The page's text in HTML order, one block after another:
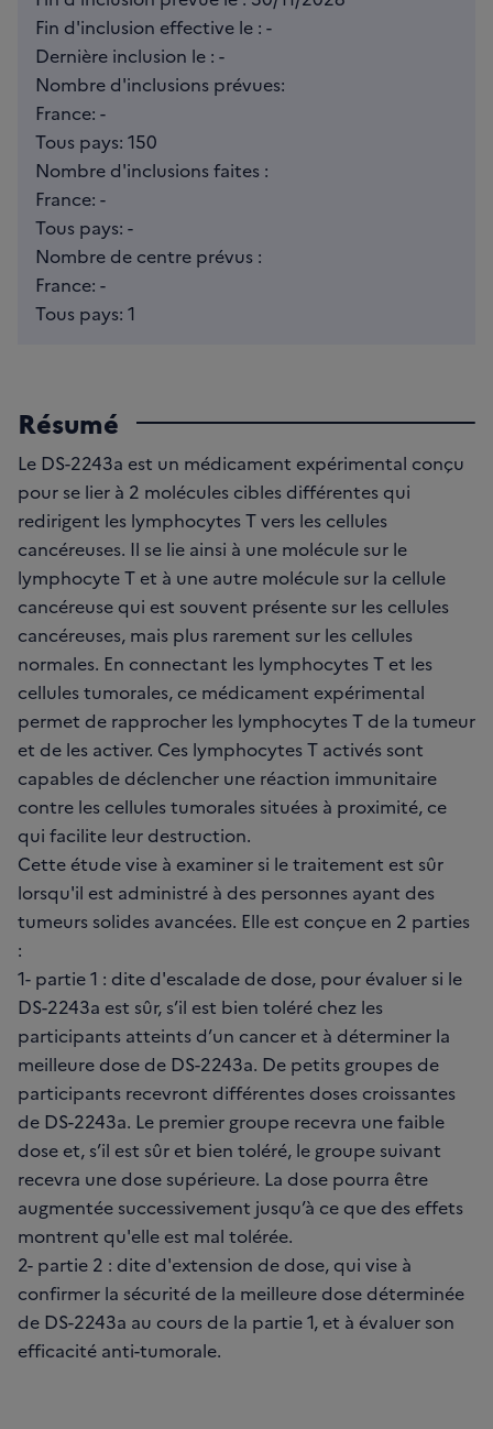
Fin d'inclusion effective le : -
Dernière inclusion le : -
Nombre d'inclusions prévues:
France: -
Tous pays: 150
Nombre d'inclusions faites :
France: -
Tous pays: -
Nombre de centre prévus :
France: -
Tous pays: 1
Résumé
Le DS-2243a est un médicament expérimental conçu
pour se lier à 2 molécules cibles différentes qui
redirigent les lymphocytes T vers les cellules
cancéreuses. Il se lie ainsi à une molécule sur le
lymphocyte T et à une autre molécule sur la cellule
cancéreuse qui est souvent présente sur les cellules
cancéreuses, mais plus rarement sur les cellules
normales. En connectant les lymphocytes T et les
cellules tumorales, ce médicament expérimental
permet de rapprocher les lymphocytes T de la tumeur
et de les activer. Ces lymphocytes T activés sont
capables de déclencher une réaction immunitaire
contre les cellules tumorales situées à proximité, ce
qui facilite leur destruction.
Cette étude vise à examiner si le traitement est sûr
lorsqu'il est administré à des personnes ayant des
tumeurs solides avancées. Elle est conçue en 2 parties
:
1- partie 1 : dite d'escalade de dose, pour évaluer si le
DS-2243a est sûr, s’il est bien toléré chez les
participants atteints d’un cancer et à déterminer la
meilleure dose de DS-2243a. De petits groupes de
participants recevront différentes doses croissantes
de DS-2243a. Le premier groupe recevra une faible
dose et, s’il est sûr et bien toléré, le groupe suivant
recevra une dose supérieure. La dose pourra être
augmentée successivement jusqu’à ce que des effets
montrent qu'elle est mal tolérée.
2- partie 2 : dite d'extension de dose, qui vise à
confirmer la sécurité de la meilleure dose déterminée
de DS-2243a au cours de la partie 1, et à évaluer son
efficacité anti-tumorale.